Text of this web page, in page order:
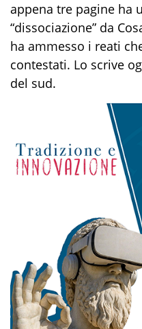
appena tre pagine ha
“dissociazione” da
ha ammesso i reati
contestati. Lo scrive
del sud.